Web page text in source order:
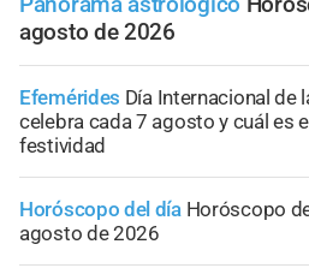
agosto de 2026
Efemérides Día Internacional de
celebra cada 7 agosto y cuál es
festividad
Horóscopo del día Horóscopo
agosto de 2026